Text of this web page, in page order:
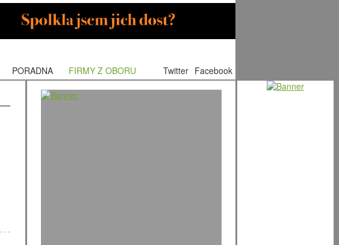
PORADNA FIRMY Z OBORU Twitter Facebook